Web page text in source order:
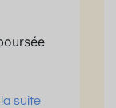
suite